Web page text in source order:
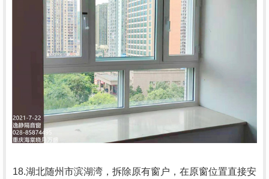
18.湖北随州市滨湖湾，拆除原有窗户，在原窗位置直接安